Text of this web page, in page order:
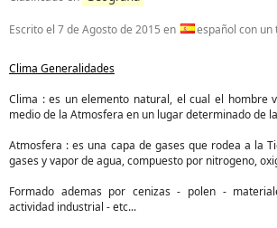
Escrito el 7 de Agosto de 2015 en español con un
Clima Generalidades
Clima : es un elemento natural, el cual el hombre
medio de la Atmosfera en un lugar determinado de
Atmosfera : es una capa de gases que rodea a la
gases y vapor de agua, compuesto por nitrogeno,
Formado ademas por cenizas - polen -
actividad industrial - etc...